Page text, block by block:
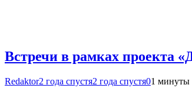
Встречи в рамках проекта
Redaktor2 года спустя2 года спустя01 минуты